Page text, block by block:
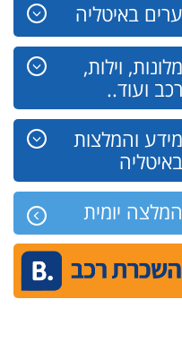
ערים באיטליה
מלונות, וילות,
רכב ועוד..
מידע והמלצות
באיטליה
המלצה יומית